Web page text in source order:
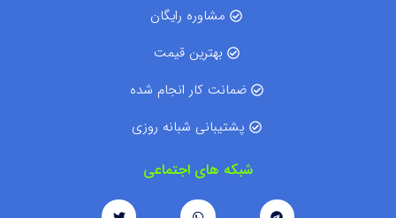
مشاوره رایگان
بهترین قیمت
ضمانت کار انجام شده
پشتیبانی شبانه روزی
شبکه های اجتماعی